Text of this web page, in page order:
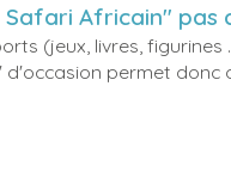
Safari Africain" pas
(jeux, livres, figurines
d'occasion permet donc